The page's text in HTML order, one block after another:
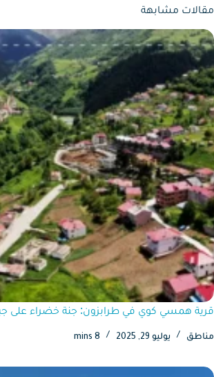
مقالات مشابهة
قرية همسي كوي في طرابزون: جنة خضراء على
مناطق يوليو 29, 2025 8 mins